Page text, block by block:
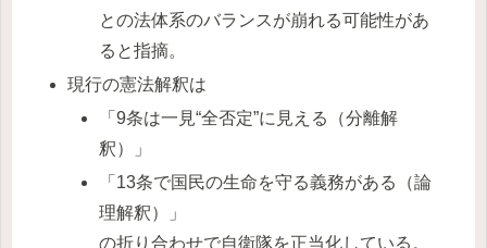
との法体系のバランスが崩れる可能性があ
ると指摘。
現行の憲法解釈は
「9条は一見“全否定”に見える（分離解
釈）」
「13条で国民の生命を守る義務がある（論
理解釈）」
の折り合わせで自衛隊を正当化している。